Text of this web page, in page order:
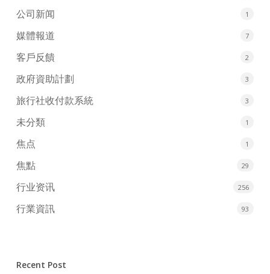
公司新闻 1
媒體報道 7
客戶反饋 2
政府資助計劃 3
旅行社收付款系統 3
未分類 1
焦点 1
焦點 29
行业资讯 256
行業資訊 93
Recent Post